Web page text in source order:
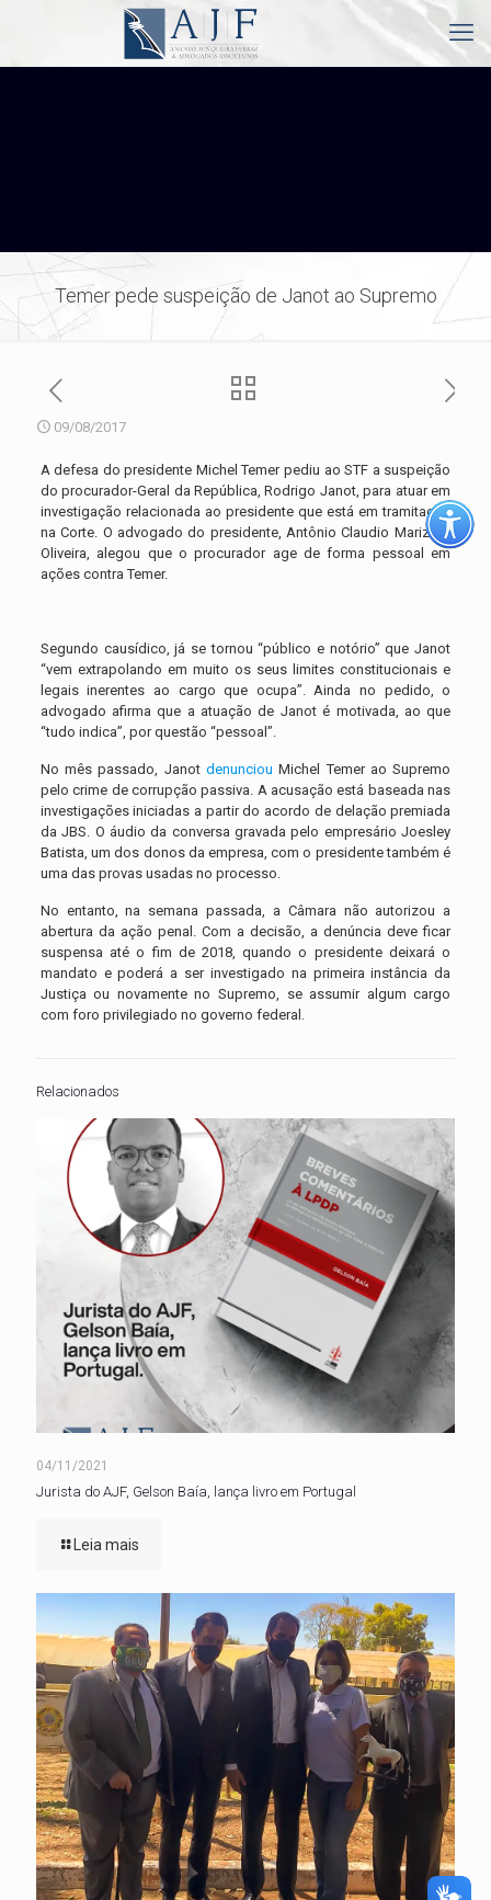
Temer pede suspeição de Janot ao Supremo
09/08/2017
A defesa do presidente Michel Temer pediu ao STF a suspeição
do procurador-Geral da República, Rodrigo Janot, para atuar em
investigação relacionada ao presidente que está em tramitação
na Corte. O advogado do presidente, Antônio Claudio Mariz de
Oliveira, alegou que o procurador age de forma pessoal em
ações contra Temer.
Segundo causídico, já se tornou “público e notório” que Janot
“vem extrapolando em muito os seus limites constitucionais e
legais inerentes ao cargo que ocupa”. Ainda no pedido, o
advogado afirma que a atuação de Janot é motivada, ao que
“tudo indica”, por questão “pessoal”.
No mês passado, Janot denunciou Michel Temer ao Supremo
pelo crime de corrupção passiva. A acusação está baseada nas
investigações iniciadas a partir do acordo de delação premiada
da JBS. O áudio da conversa gravada pelo empresário Joesley
Batista, um dos donos da empresa, com o presidente também é
uma das provas usadas no processo.
No entanto, na semana passada, a Câmara não autorizou a
abertura da ação penal. Com a decisão, a denúncia deve ficar
suspensa até o fim de 2018, quando o presidente deixará o
mandato e poderá a ser investigado na primeira instância da
Justiça ou novamente no Supremo, se assumir algum cargo
com foro privilegiado no governo federal.
Relacionados
04/11/2021
Jurista do AJF, Gelson Baía, lança livro em Portugal
Leia mais